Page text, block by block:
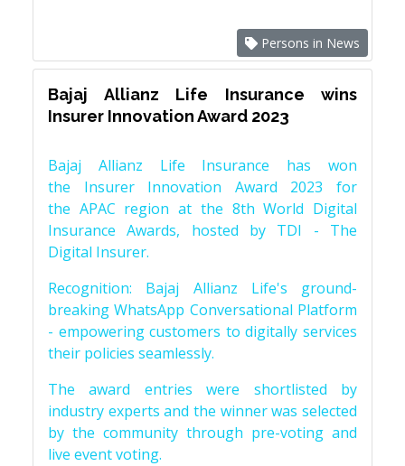
Persons in News
Bajaj Allianz Life Insurance wins
Insurer Innovation Award 2023
Bajaj Allianz Life Insurance has won
the Insurer Innovation Award 2023 for
the APAC region at the 8th World Digital
Insurance Awards, hosted by TDI - The
Digital Insurer.
Recognition: Bajaj Allianz Life's ground-
breaking WhatsApp Conversational Platform
- empowering customers to digitally services
their policies seamlessly.
The award entries were shortlisted by
industry experts and the winner was selected
by the community through pre-voting and
live event voting.